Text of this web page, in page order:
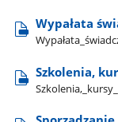
Wypałata
Szkolenia,